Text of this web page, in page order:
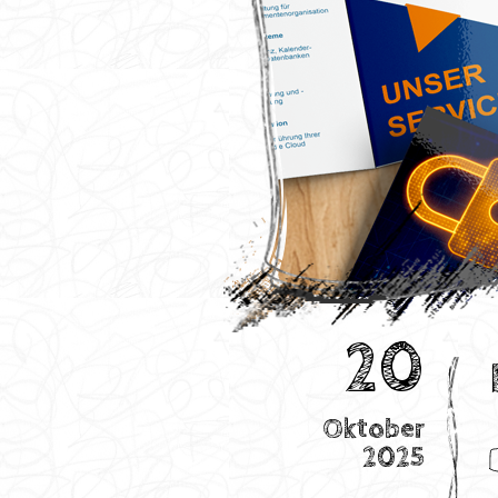
20
Oktober
2025